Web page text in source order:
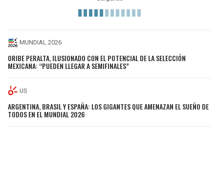
MUNDIAL 2026
ORIBE PERALTA, ILUSIONADO CON EL POTENCIAL DE LA SELECCIÓN
MEXICANA: “PUEDEN LLEGAR A SEMIFINALES”
US
ARGENTINA, BRASIL Y ESPAÑA: LOS GIGANTES QUE AMENAZAN EL SUEÑO DE
TODOS EN EL MUNDIAL 2026